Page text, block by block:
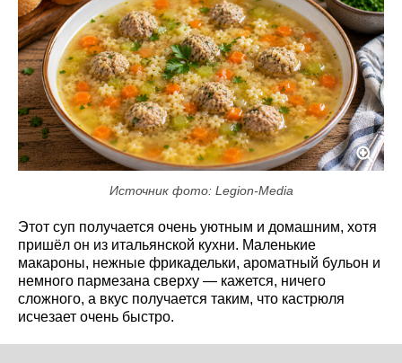
Источник фото: Legion-Media
Этот суп получается очень уютным и домашним, хотя
пришёл он из итальянской кухни. Маленькие
макароны, нежные фрикадельки, ароматный бульон и
немного пармезана сверху — кажется, ничего
сложного, а вкус получается таким, что кастрюля
исчезает очень быстро.